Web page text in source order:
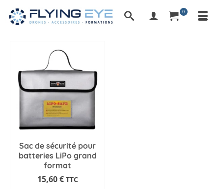
0
Sac de sécurité pour
batteries LiPo grand
format
15,60€ TTC